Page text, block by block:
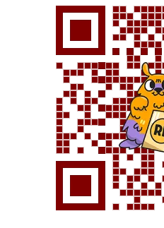
Kimia 2018 Aldi Limbong
yang diperlombakan ada
lain.Aldi berharap
lagi dan mengharapkan
ini.
Lisbet Rizona Br Sianturi